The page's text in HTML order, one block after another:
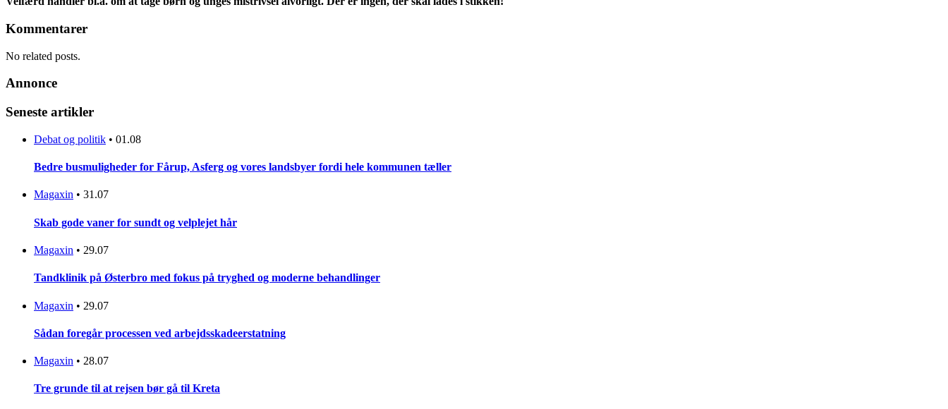
Kommentarer
No related posts.
Annonce
Seneste artikler
Debat og politik • 01.08
Bedre busmuligheder for Fårup, Asferg og vores landsbyer fordi hele kommunen tæller
Magaxin • 31.07
Skab gode vaner for sundt og velplejet hår
Magaxin • 29.07
Tandklinik på Østerbro med fokus på tryghed og moderne behandlinger
Magaxin • 29.07
Sådan foregår processen ved arbejdsskadeerstatning
Magaxin • 28.07
Tre grunde til at rejsen bør gå til Kreta